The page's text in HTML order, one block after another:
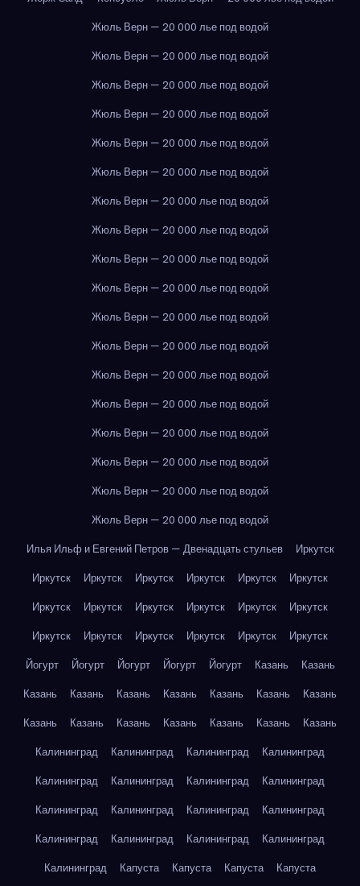
Жюль Верн — 20 000 лье под водой
Жюль Верн — 20 000 лье под водой
Жюль Верн — 20 000 лье под водой
Жюль Верн — 20 000 лье под водой
Жюль Верн — 20 000 лье под водой
Жюль Верн — 20 000 лье под водой
Жюль Верн — 20 000 лье под водой
Жюль Верн — 20 000 лье под водой
Жюль Верн — 20 000 лье под водой
Жюль Верн — 20 000 лье под водой
Жюль Верн — 20 000 лье под водой
Жюль Верн — 20 000 лье под водой
Жюль Верн — 20 000 лье под водой
Жюль Верн — 20 000 лье под водой
Жюль Верн — 20 000 лье под водой
Жюль Верн — 20 000 лье под водой
Жюль Верн — 20 000 лье под водой
Жюль Верн — 20 000 лье под водой
Илья Ильф и Евгений Петров — Двенадцать стульев
Иркутск
Иркутск
Иркутск Иркутск Иркутск Иркутск
Иркутск
Иркутск
Иркутск Иркутск Иркутск Иркутск
Иркутск
Иркутск
Иркутск Иркутск Иркутск Иркутск
Иркутск
Йогурт
Йогурт Йогурт Йогурт Йогурт Казань
Казань
Казань
Казань Казань Казань Казань Казань
Казань
Казань
Казань Казань Казань Казань Казань
Казань
Калининград
Калининград Калининград
Калининград
Калининград
Калининград Калининград
Калининград
Калининград
Калининград Калининград
Калининград
Калининград
Калининград Калининград
Калининград
Калининград
Капуста Капуста Капуста
Капуста